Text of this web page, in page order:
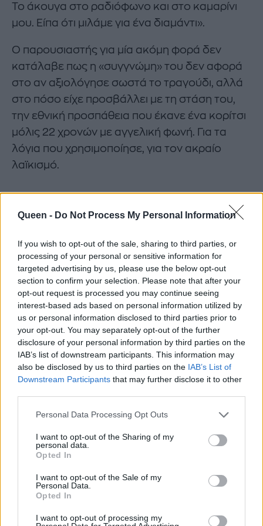
Queen - Do Not Process My Personal Information
If you wish to opt-out of the sale, sharing to third parties, or
processing of your personal or sensitive information for
targeted advertising by us, please use the below opt-out
section to confirm your selection. Please note that after your
opt-out request is processed you may continue seeing
interest-based ads based on personal information utilized by
us or personal information disclosed to third parties prior to
your opt-out. You may separately opt-out of the further
disclosure of your personal information by third parties on the
IAB’s list of downstream participants. This information may
also be disclosed by us to third parties on the IAB’s List of
Downstream Participants that may further disclose it to other
Personal Data Processing Opt Outs
I want to opt-out of the Sharing of my
personal data.
Opted In
I want to opt-out of the Sale of my
Personal Data.
Opted In
I want to opt-out of processing my
Το άκουγα στο ραδιόφωνο και στο καμαρίνι
μου. Είπα ότι μιλάμε για ένα διαμάντι».
Ο παρουσιαστής για μία ακόμη φορά δεν
κατάλαβε πως η «συγγνώμη» του δεν αφορά
στο αν αξιολόγησε σωστά το τραγούδι, αλλά
στο πόσο είχε προσβάλλει με τη στάση του,
την εθνική προσπάθεια που έκανε ένα κορίτσι
μόλις 22 χρονών με αγγελική φωνή. Για τα
λόγια που χρησιμοποίησε, για τον ακραίο
λαϊκισμό.
η Klavdia, φτάνοντας χθες το βράδι από τη
Ζυρίχη στην Αθήνα, όταν ρωτήθηκε για τα
σχόλια του «πάτου» και του Γιώργου Λιάγκα.
Ήταν πάρα πολύ μεγάλο κίνητρο αυτά τα
σχόλια για μένα. Δεν με επηρέασε, ίσα ίσα με